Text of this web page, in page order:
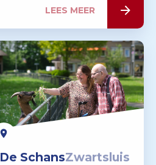
LEES MEER
De SchansZwartsluis